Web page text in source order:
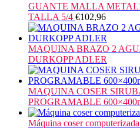
GUANTE MALLA
TALLA 5/4 €102,96
MAQUINA BRAZO 2
DURKOPP ADLER
MAQUINA COSER
PROGRAMABLE
Máquina coser